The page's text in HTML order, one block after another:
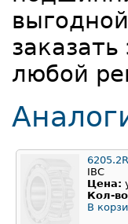
любой
IBC
Цена:
Кол-
В